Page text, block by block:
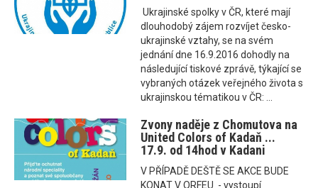
Ukrajinské spolky v ČR, které mají
dlouhodobý zájem rozvíjet česko-
ukrajinské vztahy, se na svém
jednání dne 16.9.2016 dohodly na
následující tiskové zprávě, týkající se
vybraných otázek veřejného života s
ukrajinskou tématikou v ČR: ...
Zvony naděje z Chomutova na
United Colors of Kadaň ...
17.9. od 14hod v Kadani
V PŘÍPADĚ DEŠTĚ SE AKCE BUDE
KONAT V ORFEU - vystoupí